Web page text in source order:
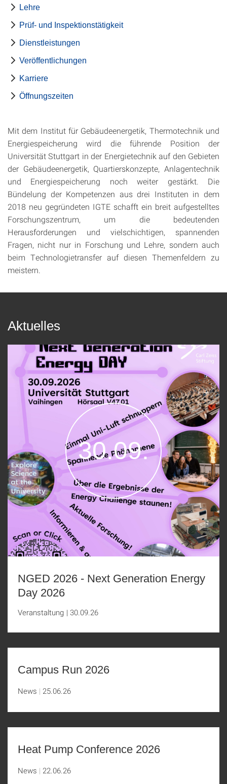
Lehre
Prüf- und Inspektionstätigkeit
Dienstleistungen
Veröffentlichungen
Karriere
Öffnungszeiten
Mit dem Institut für Gebäudeenergetik, Thermotechnik und
Energiespeicherung wird die führende Position der
Universität Stuttgart in der Energietechnik auf den Gebieten
der Gebäudeenergetik, Quartierskonzepte, Anlagentechnik
und Energiespeicherung noch weiter gestärkt. Die
Bündelung der Kompetenzen aus drei Instituten in dem
2018 neu gegründeten IGTE schafft ein breit aufgestelltes
Forschungszentrum, um die bedeutenden
Herausforderungen und vielschichtigen, spannenden
Fragen, nicht nur in Forschung und Lehre, sondern auch
beim Technologietransfer auf diesen Themenfeldern zu
meistern.
Aktuelles
30.09.
NGED 2026 - Next Generation Energy
Day 2026
Veranstaltung | 30.09.26
Campus Run 2026
News 25.06.26
Heat Pump Conference 2026
News 22.06.26